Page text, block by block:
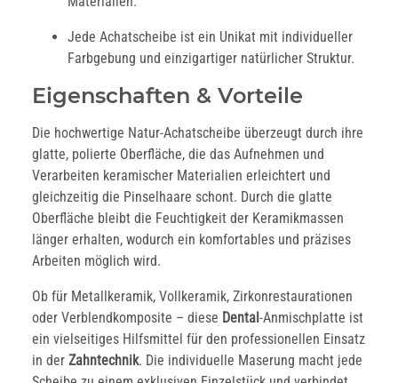
Jede Achatscheibe ist ein Unikat mit individueller
Farbgebung und einzigartiger natürlicher Struktur.
Eigenschaften & Vorteile
Die hochwertige Natur-Achatscheibe überzeugt durch ihre
glatte, polierte Oberfläche, die das Aufnehmen und
Verarbeiten keramischer Materialien erleichtert und
gleichzeitig die Pinselhaare schont. Durch die glatte
Oberfläche bleibt die Feuchtigkeit der Keramikmassen
länger erhalten, wodurch ein komfortables und präzises
Arbeiten möglich wird.
Ob für Metallkeramik, Vollkeramik, Zirkonrestaurationen
oder Verblendkomposite – diese Dental -Anmischplatte ist
ein vielseitiges Hilfsmittel für den professionellen Einsatz
in der Zahntechnik. Die individuelle Maserung macht jede